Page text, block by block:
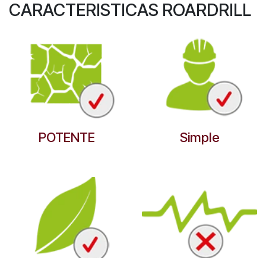
CARACTERISTICAS ROARDRILL
POTENTE Simple